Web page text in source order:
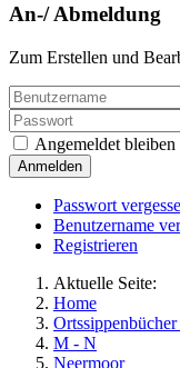
An-/ Abmeldung
Zum Erstellen und
Angemeldet bleiben
Anmelden
Passwort
Benutzername
Registrieren
Aktuelle Seite:
Home
M - N
Neermoor